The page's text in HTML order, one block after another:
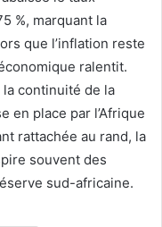
%, marquant la
que l’inflation reste
ralentit.
la continuité de la
en place par l’Afrique
rattachée au rand, la
souvent des
sud-africaine.